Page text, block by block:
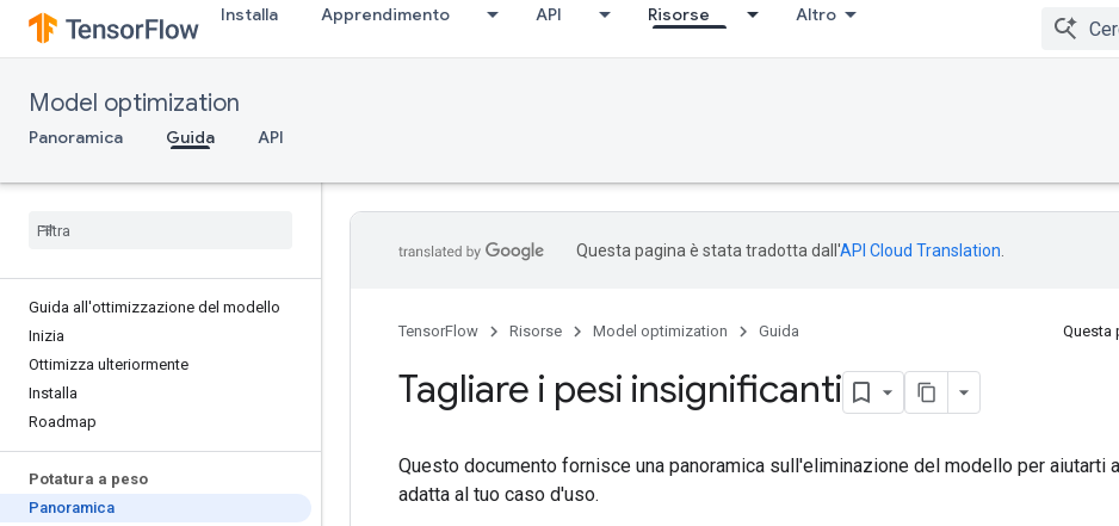
Installa Apprendimento API Risorse Altro
Model optimization
Panoramica Guida API
Guida all'ottimizzazione del modello
Inizia
Ottimizza ulteriormente
Installa
Roadmap
Potatura a peso
Panoramica
Questa pagina è stata tradotta dall'API Cloud Translation
TensorFlow Risorse Model optimization Guida Questa
Tagliare i pesi insignificanti
Questo documento fornisce una panoramica sull'eliminazione del modello per aiutarti
adatta al tuo caso d'uso.